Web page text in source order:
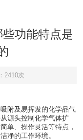
功能特点是
2410次
附及易挥发的化学品气
源头控制化学气体扩
单、操作灵活等特点，
净的工作环境。